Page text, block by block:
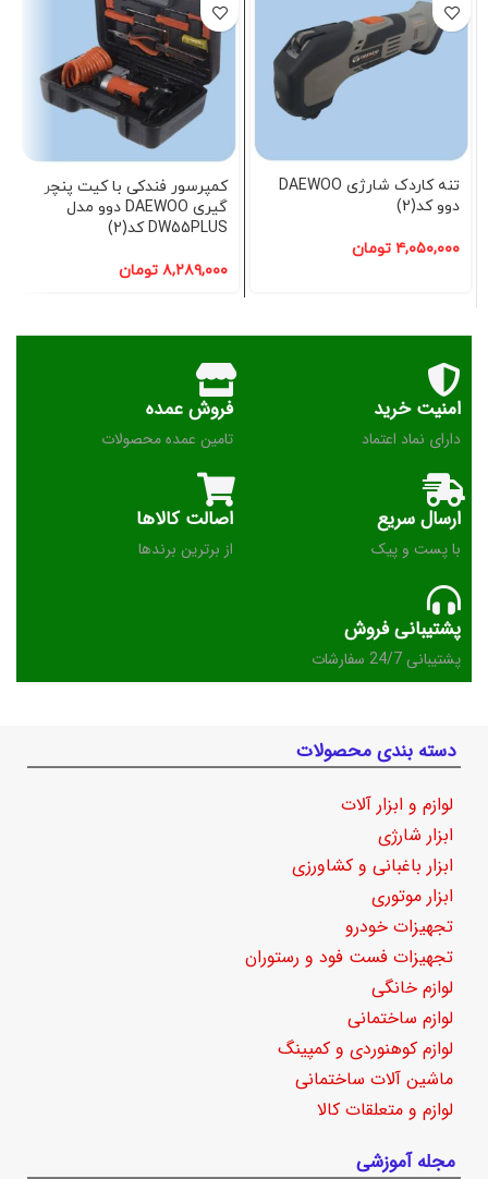
تنه کاردک شارژی DAEWOO
دوو کد(2)
۴,۰۵۰,۰۰۰ تومان
کمپرسور فندکی با کیت پنچر
گیری DAEWOO دوو مدل
DW55PLUS کد(2)
۸,۲۸۹,۰۰۰ تومان
امنیت خرید
دارای نماد اعتماد
فروش عمده
تامین عمده محصولات
ارسال سریع
با پست و پیک
اصالت کالاها
از برترین برندها
پشتیبانی فروش
پشتیبانی 24/7 سفارشات
دسته بندی محصولات
لوازم و ابزار آلات
ابزار شارژی
ابزار باغبانی و کشاورزی
ابزار موتوری
تجهیزات خودرو
تجهیزات فست فود و رستوران
لوازم خانگی
لوازم ساختمانی
لوازم کوهنوردی و کمپینگ
ماشین آلات ساختمانی
لوازم و متعلقات کالا
مجله آموزشی